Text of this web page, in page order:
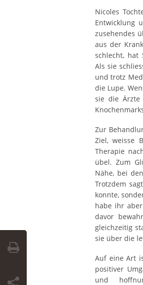
Nicoles
Entwicklung
zusehendes
aus der
schlecht, hat
Als sie
und trotz
die Lupe.
sie die Ärzte
Zur
Ziel, weisse
Therapie
übel. Zum
Nähe, bei
Trotzdem
konnte,
habe ihr
davor
gleichzeitig
sie über die
Auf eine Art
positiver
und